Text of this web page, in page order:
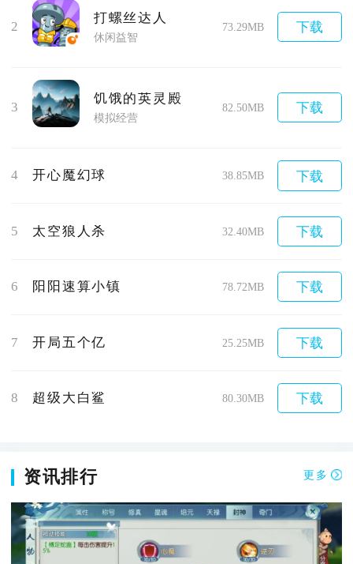
2
打螺丝达人
休闲益智
73.29MB 下载
3
饥饿的英灵殿
模拟经营
82.50MB 下载
4 开心魔幻球 38.85MB 下载
5 太空狼人杀 32.40MB 下载
6 阳阳速算小镇 78.72MB 下载
7 开局五个亿 25.25MB 下载
8 超级大白鲨 80.30MB 下载
资讯排行 更多